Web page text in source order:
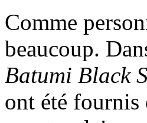
Comme
beaucoup.
Batumi Black
ont été fournis